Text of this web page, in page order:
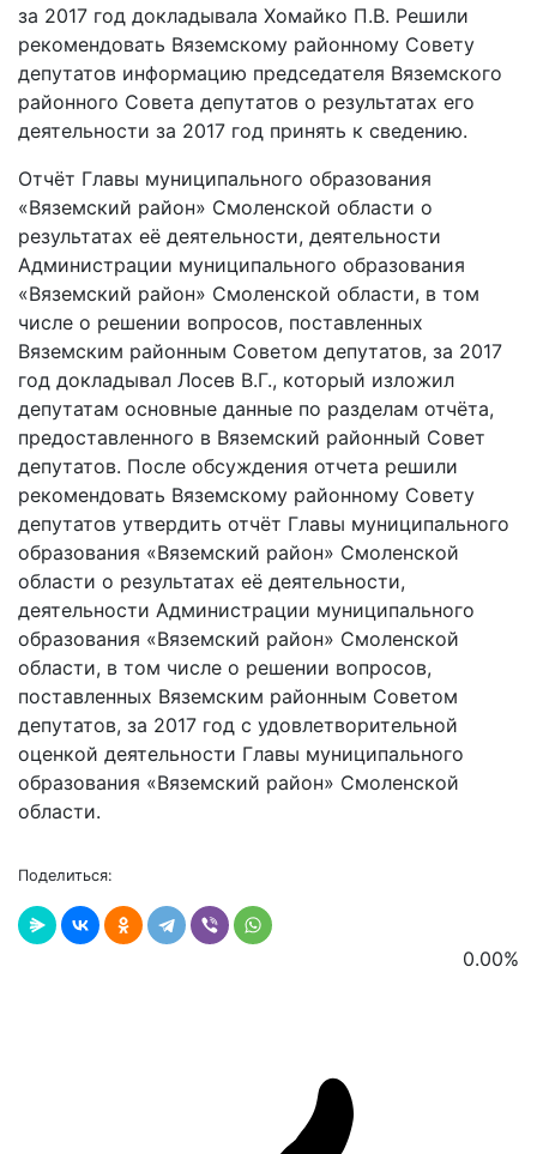
за 2017 год докладывала Хомайко П.В. Решили
рекомендовать Вяземскому районному Совету
депутатов информацию председателя Вяземского
районного Совета депутатов о результатах его
деятельности за 2017 год принять к сведению.
Отчёт Главы муниципального образования
«Вяземский район» Смоленской области о
результатах её деятельности, деятельности
Администрации муниципального образования
«Вяземский район» Смоленской области, в том
числе о решении вопросов, поставленных
Вяземским районным Советом депутатов, за 2017
год докладывал Лосев В.Г., который изложил
депутатам основные данные по разделам отчёта,
предоставленного в Вяземский районный Совет
депутатов. После обсуждения отчета решили
рекомендовать Вяземскому районному Совету
депутатов утвердить отчёт Главы муниципального
образования «Вяземский район» Смоленской
области о результатах её деятельности,
деятельности Администрации муниципального
образования «Вяземский район» Смоленской
области, в том числе о решении вопросов,
поставленных Вяземским районным Советом
депутатов, за 2017 год с удовлетворительной
оценкой деятельности Главы муниципального
образования «Вяземский район» Смоленской
области.
Поделиться:
0.00%